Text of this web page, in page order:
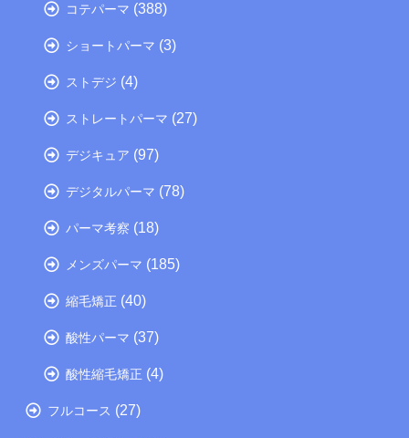
コテパーマ (388)
ショートパーマ (3)
ストデジ (4)
ストレートパーマ (27)
デジキュア (97)
デジタルパーマ (78)
パーマ考察 (18)
メンズパーマ (185)
縮毛矯正 (40)
酸性パーマ (37)
酸性縮毛矯正 (4)
フルコース (27)